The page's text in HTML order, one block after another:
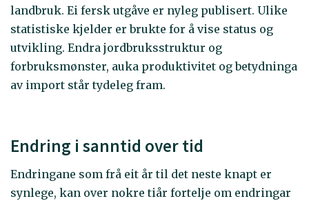
landbruk. Ei fersk utgåve er nyleg publisert. Ulike
statistiske kjelder er brukte for å vise status og
utvikling. Endra jordbruksstruktur og
forbruksmønster, auka produktivitet og betydninga
av import står tydeleg fram.
Endring i sanntid over tid
Endringane som frå eit år til det neste knapt er
synlege, kan over nokre tiår fortelje om endringar